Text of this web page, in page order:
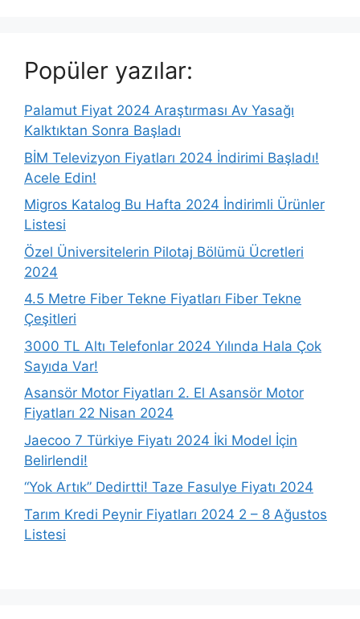
Popüler yazılar:
Palamut Fiyat 2024 Araştırması Av Yasağı
Kalktıktan Sonra Başladı
BİM Televizyon Fiyatları 2024 İndirimi Başladı!
Acele Edin!
Migros Katalog Bu Hafta 2024 İndirimli Ürünler
Listesi
Özel Üniversitelerin Pilotaj Bölümü Ücretleri
2024
4.5 Metre Fiber Tekne Fiyatları Fiber Tekne
Çeşitleri
3000 TL Altı Telefonlar 2024 Yılında Hala Çok
Sayıda Var!
Asansör Motor Fiyatları 2. El Asansör Motor
Fiyatları 22 Nisan 2024
Jaecoo 7 Türkiye Fiyatı 2024 İki Model İçin
Belirlendi!
“Yok Artık” Dedirtti! Taze Fasulye Fiyatı 2024
Tarım Kredi Peynir Fiyatları 2024 2 – 8 Ağustos
Listesi